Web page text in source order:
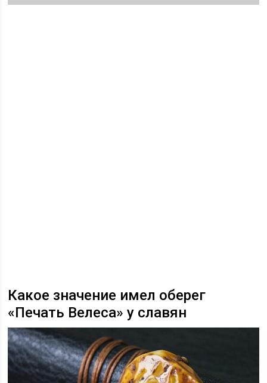
Какое значение имел оберег
«Печать Велеса» у славян